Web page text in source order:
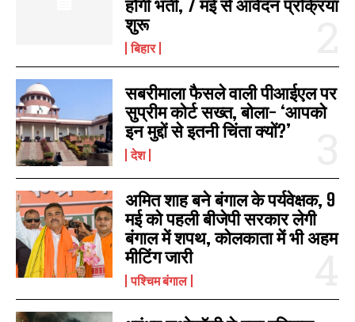
होगी भर्ती, 7 मई से आवेदन प्रक्रिया
शुरू
बिहार
सबरीमाला फैसले वाली पीआईएल पर
सुप्रीम कोर्ट सख्त, बोला- ‘आपको
इन मुद्दों से इतनी चिंता क्यों?’
देश
अमित शाह बने बंगाल के पर्यवेक्षक, 9
मई को पहली बीजेपी सरकार लेगी
बंगाल में शपथ, कोलकाता में भी अहम
मीटिंग जारी
पश्चिम बंगाल